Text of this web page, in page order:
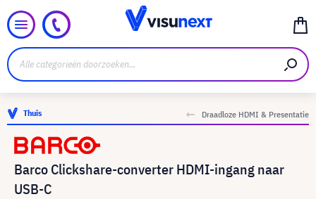
Thuis Draadloze HDMI & Presentatie
Barco Clickshare-converter HDMI-ingang naar
USB-C